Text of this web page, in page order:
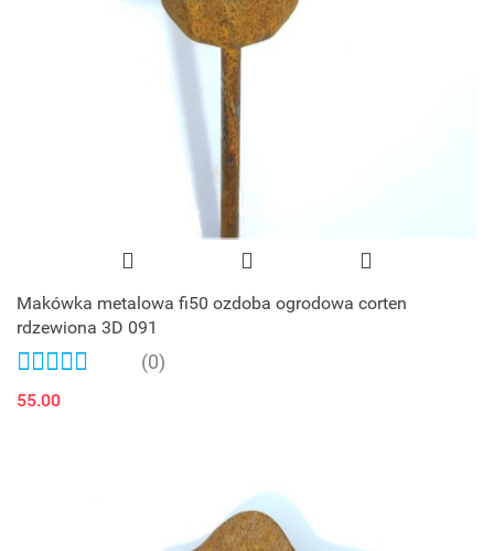
Makówka metalowa fi50 ozdoba ogrodowa corten
rdzewiona 3D 091
(0)
55.00